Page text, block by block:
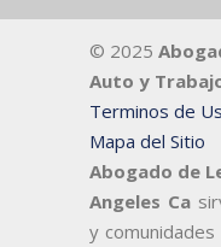
© 2025
Auto y
Terminos de
Mapa del Sitio
Abogado de
Angeles Ca
y